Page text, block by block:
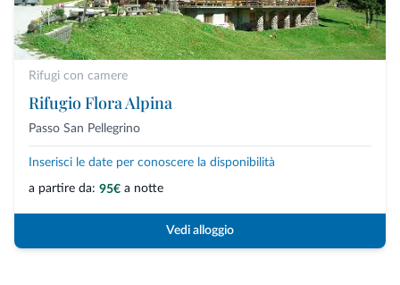
Rifugi con camere
Rifugio Flora Alpina
Passo San Pellegrino
Inserisci le date per conoscere la disponibilità
a partire da: 95€ a notte
Vedi alloggio